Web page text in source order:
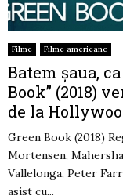
Filme Filme americane
Batem șaua,
Book” (2018)
de la
Green Book (2018)
Mortensen,
Vallelonga, Peter
asist cu...